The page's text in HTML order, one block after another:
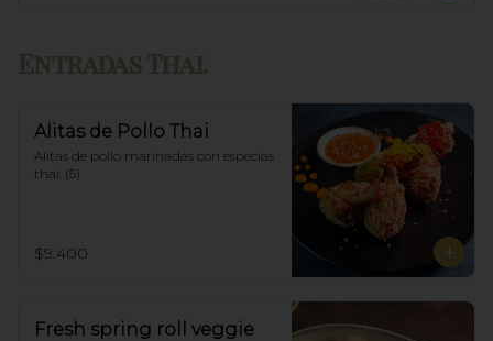
Entradas Thai.
Alitas de Pollo Thai
Alitas de pollo marinadas con especias
thai. (5)
$9.400
Fresh spring roll veggie